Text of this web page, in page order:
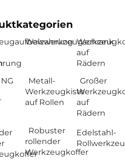
Walzwerkzeugschrank
auf
Rädern
Metall-
Werkzeugkiste
auf Rollen
Großer
auf
Rädern
Robuster
rollender
Werkzeugkoffer
Edelstahl-